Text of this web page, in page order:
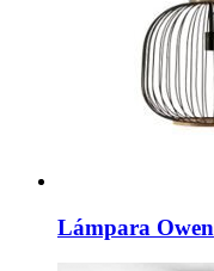
Lámpara Owen